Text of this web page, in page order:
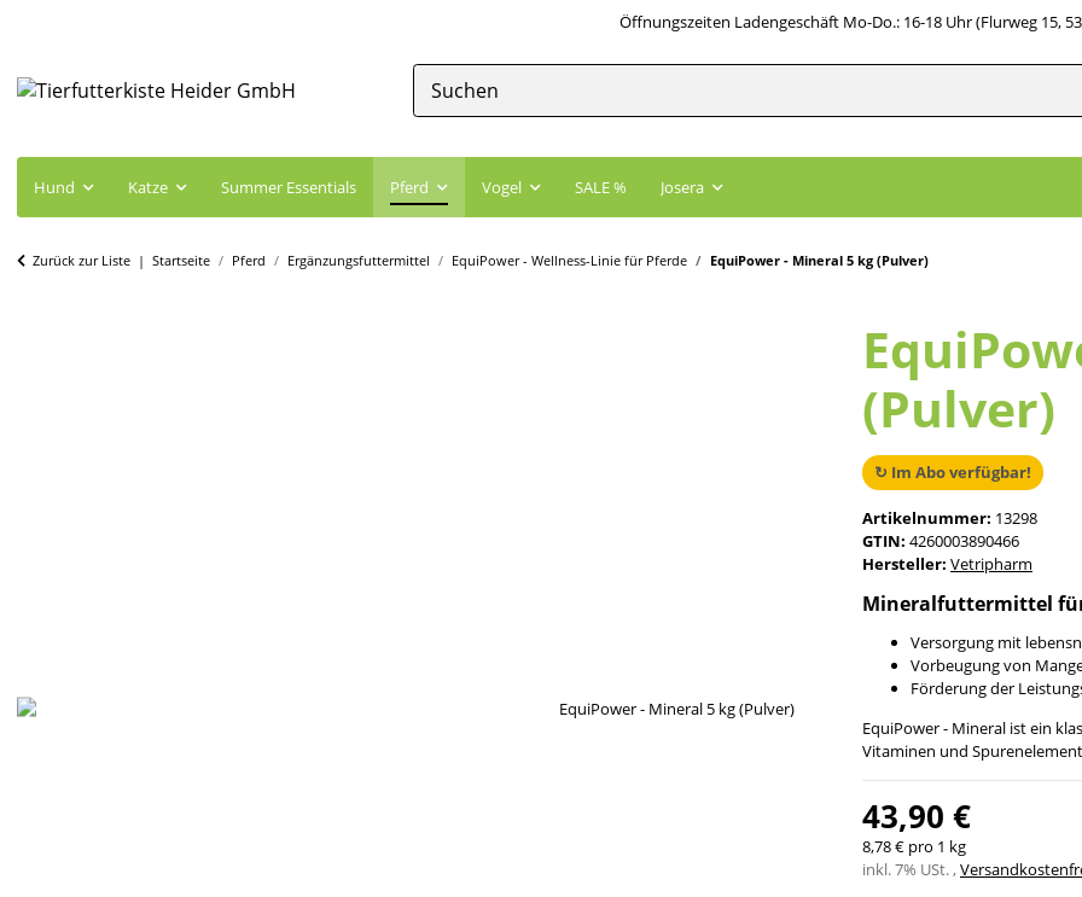
Öffnungszeiten Ladengeschäft Mo-Do.: 16-18 Uhr (Flurweg 15,
Hund Katze Summer Essentials Pferd Vogel SALE % Josera
Zurück zur Liste Startseite Pferd Ergänzungsfuttermittel EquiPower - Wellness-Linie für Pferde EquiPower - Mineral 5 kg (Pulver)
(Pulver)
↻ Im Abo verfügbar!
Artikelnummer: 13298
GTIN: 4260003890466
Hersteller: Vetripharm
Mineralfuttermittel
Versorgung mit
Vorbeugung von
Förderung der
EquiPower - Mineral ist ein
Vitaminen und
43,90 €
8,78 € pro 1 kg
inkl. 7% USt. ,